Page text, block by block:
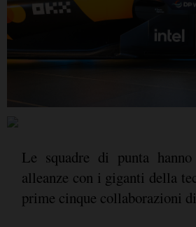
Le squadre di punta
alleanze con i giganti della
prime cinque collaborazioni di